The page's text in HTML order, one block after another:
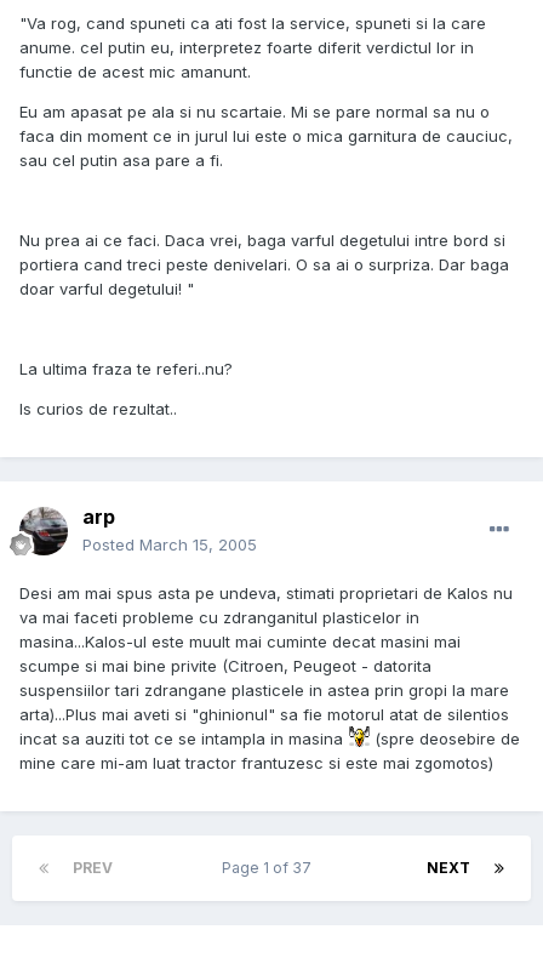
"Va rog, cand spuneti ca ati fost la service, spuneti si la care
anume. cel putin eu, interpretez foarte diferit verdictul lor in
functie de acest mic amanunt.
Eu am apasat pe ala si nu scartaie. Mi se pare normal sa nu o
faca din moment ce in jurul lui este o mica garnitura de cauciuc,
sau cel putin asa pare a fi.
Nu prea ai ce faci. Daca vrei, baga varful degetului intre bord si
portiera cand treci peste denivelari. O sa ai o surpriza. Dar baga
doar varful degetului! "
La ultima fraza te referi..nu?
Is curios de rezultat..
arp
Posted March 15, 2005
Desi am mai spus asta pe undeva, stimati proprietari de Kalos nu
va mai faceti probleme cu zdranganitul plasticelor in
masina...Kalos-ul este muult mai cuminte decat masini mai
scumpe si mai bine privite (Citroen, Peugeot - datorita
suspensiilor tari zdrangane plasticele in astea prin gropi la mare
arta)...Plus mai aveti si "ghinionul" sa fie motorul atat de silentios
incat sa auziti tot ce se intampla in masina
(spre deosebire de
mine care mi-am luat tractor frantuzesc si este mai zgomotos)
PREV NEXT
Page 1 of 37